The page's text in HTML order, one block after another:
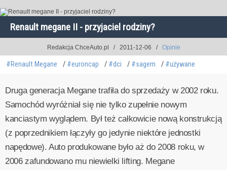
Renault megane II - przyjaciel rodziny?
Redakcja ChceAuto.pl 2011-12-06 Opinie
#Renault Megane #euroncap #dci #sagem #używane
Druga generacja Megane trafiła do sprzedaży w 2002 roku.
Samochód wyróżniał się nie tylko zupełnie nowym
kanciastym wyglądem. Był też całkowicie nową konstrukcją
(z poprzednikiem łączyły go jedynie niektóre jednostki
napędowe). Auto produkowane było aż do 2008 roku, w
2006 zafundowano mu niewielki lifting. Megane